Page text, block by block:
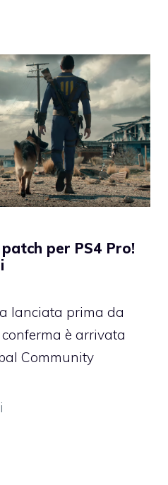
per PS4 Pro!
lanciata prima da
è arrivata
Community